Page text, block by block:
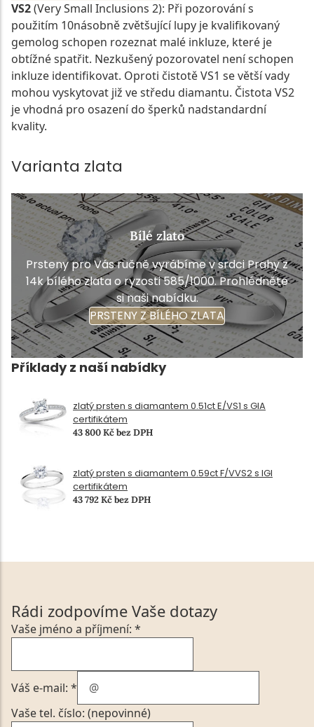
VS2(Very Small Inclusions 2): Při pozorování s
použitím 10násobně zvětšující lupy je kvalifikovaný
gemolog schopen rozeznat malé inkluze, které je
obtížné spatřit. Nezkušený pozorovatel není schopen
inkluze identifikovat. Oproti čistotě VS1 se větší vady
mohou vyskytovat již ve středu diamantu. Čistota VS2
je vhodná pro osazení do šperků nadstandardní
kvality.
Varianta zlata
Bílé zlato
Prsteny pro Vás ručně vyrábíme v srdci Prahy z
14k bílého zlata o ryzosti 585/1000. Prohlédněte
si naši nabídku.
PRSTENY Z BÍLÉHO ZLATA
Příklady z naší nabídky
zlatý prsten s diamantem 0.51ct E/VS1 s GIA
certifikátem
43 800 Kč bez DPH
zlatý prsten s diamantem 0.59ct F/VVS2 s IGI
certifikátem
43 792 Kč bez DPH
Rádi zodpovíme Vaše dotazy
Vaše jméno a příjmení: *
Váš e-mail: *
Vaše tel. číslo: (nepovinné)